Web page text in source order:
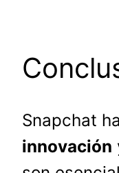
Snapchat
innovación